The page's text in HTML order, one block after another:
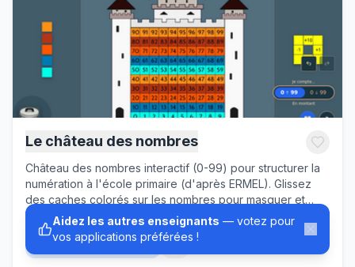
Le château des nombres
Château des nombres interactif (0-99) pour structurer la
numération à l'école primaire (d'après ERMEL). Glissez
des caches colorés sur les nombres pour masquer et
faire deviner, ou posez le masque d'opérations pour
visualiser +1, -1, +10, -10. Ordre croissant ou décroissant,
annuler/rétablir. Au vidéoprojecteur ou en autonomie,
cycles 1 et 2.
château des nombres
numération
Aidez les autres enseignants — votez pour
vos applications préférées !